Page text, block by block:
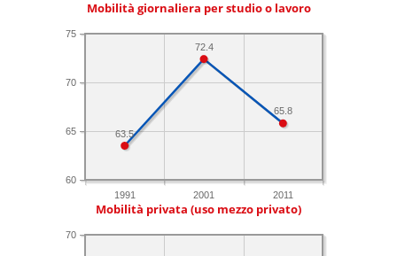
Mobilità giornaliera per studio o lavoro
1991 2001 2011
60
65
70
75
65.8
72.4
63.5
Mobilità privata (uso mezzo privato)
70